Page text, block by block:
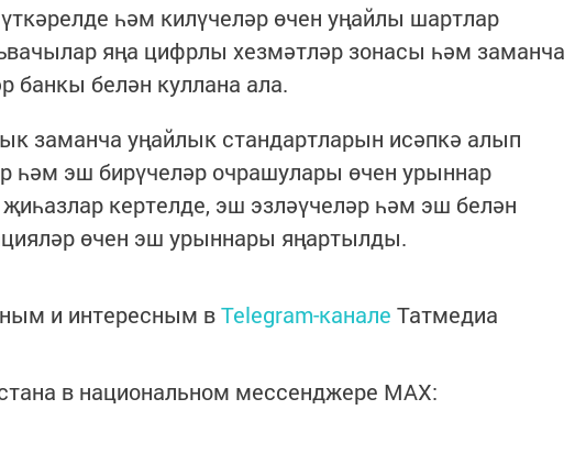
һәм килүчеләр өчен уңайлы шартлар
яңа цифрлы хезмәтләр зонасы һәм заманча
банкы белән куллана ала.
заманча уңайлык стандартларын исәпкә алып
һәм эш бирүчеләр очрашулары өчен урыннар
кертелде, эш эзләүчеләр һәм эш белән
өчен эш урыннары яңартылды.
и интересным вTelegram-канале Татмедиа
в национальном мессенджере MАХ: